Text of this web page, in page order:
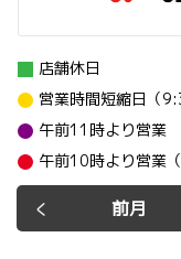
前月
店舗休日
営業時間短縮日（
午前11時より営業
午前10時より営業（